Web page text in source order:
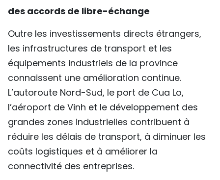
des accords de libre-échange
Outre les investissements directs étrangers,
les infrastructures de transport et les
équipements industriels de la province
connaissent une amélioration continue.
L’autoroute Nord-Sud, le port de Cua Lo,
l’aéroport de Vinh et le développement des
grandes zones industrielles contribuent à
réduire les délais de transport, à diminuer les
coûts logistiques et à améliorer la
connectivité des entreprises.